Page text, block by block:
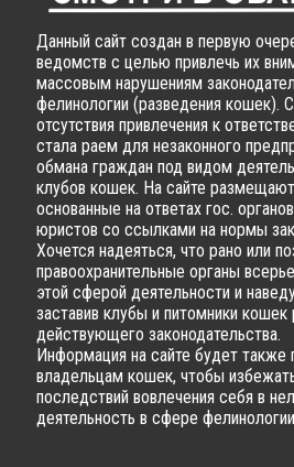
Данный сайт создан в первую
ведомств с целью привлечь их
массовым нарушениям
фелинологии (разведения кошек).
отсутствия привлечения к
стала раем для незаконного
обмана граждан под видом
клубов кошек. На сайте
основанные на ответах гос.
юристов со ссылками на нормы
Хочется надеяться, что рано или
правоохранительные органы
этой сферой деятельности и
заставив клубы и питомники кошек
действующего законодательства.
Информация на сайте будет также
владельцам кошек, чтобы
последствий вовлечения себя в
деятельность в сфере